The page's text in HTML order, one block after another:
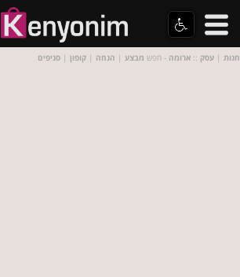
חנות | עסק :: ארומה - חפש מבצע | הנחה | קופון | סניפים